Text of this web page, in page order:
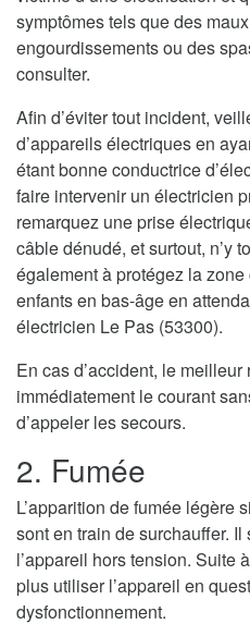
symptômes tels que des
engourdissements ou des
consulter.
Afin d’éviter tout incident,
d’appareils électriques en
étant bonne conductrice
faire intervenir un électricien
remarquez une prise
câble dénudé, et surtout, n’y
également à protégez la
enfants en bas-âge en
électricien Le Pas (53300).
En cas d’accident, le meilleur
immédiatement le courant
d’appeler les secours.
2. Fumée
L’apparition de fumée légère
sont en train de surchauffer.
l’appareil hors tension. Suite
plus utiliser l’appareil en
dysfonctionnement.